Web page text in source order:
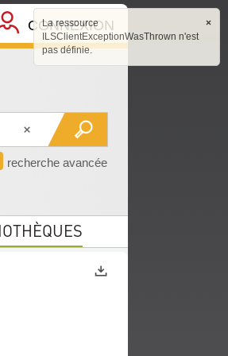
CONNEXION
recherche avancée
×
La ressource
ILSClientExceptionWasThrown n'est
pas définie.